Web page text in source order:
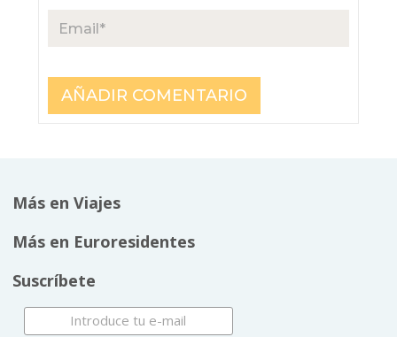
Más en Viajes
Más en Euroresidentes
Suscríbete